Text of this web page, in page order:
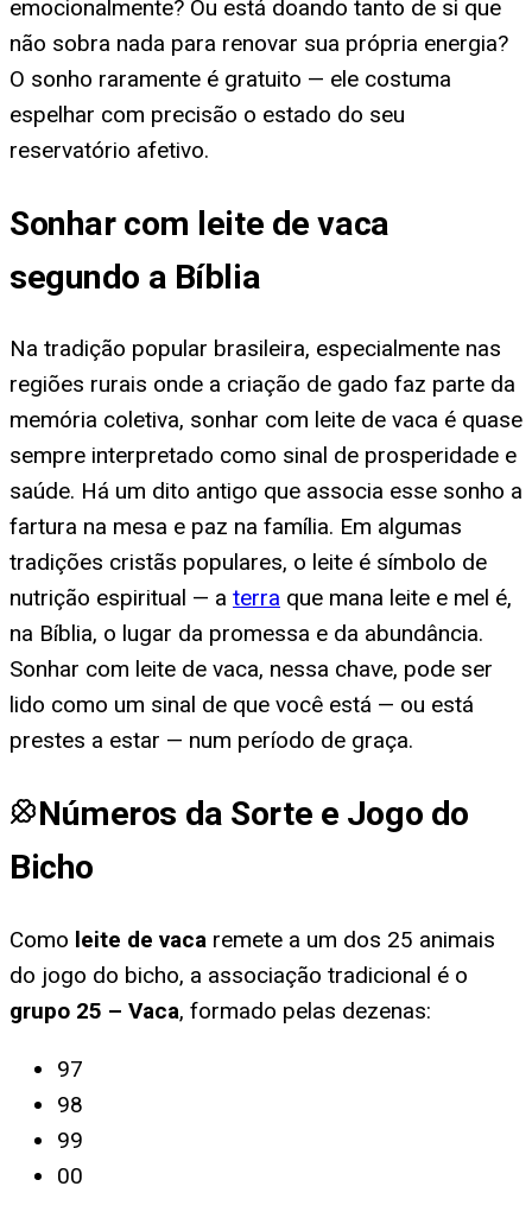
emocionalmente? Ou está doando tanto de si que
não sobra nada para renovar sua própria energia?
O sonho raramente é gratuito — ele costuma
espelhar com precisão o estado do seu
reservatório afetivo.
Sonhar com leite de vaca
segundo a Bíblia
Na tradição popular brasileira, especialmente nas
regiões rurais onde a criação de gado faz parte da
memória coletiva, sonhar com leite de vaca é quase
sempre interpretado como sinal de prosperidade e
saúde. Há um dito antigo que associa esse sonho a
fartura na mesa e paz na família. Em algumas
tradições cristãs populares, o leite é símbolo de
nutrição espiritual — a terra que mana leite e mel é,
na Bíblia, o lugar da promessa e da abundância.
Sonhar com leite de vaca, nessa chave, pode ser
lido como um sinal de que você está — ou está
prestes a estar — num período de graça.
Números da Sorte e Jogo do
Bicho
Como leite de vaca remete a um dos 25 animais
do jogo do bicho, a associação tradicional é o
grupo 25 – Vaca, formado pelas dezenas:
97
98
99
00